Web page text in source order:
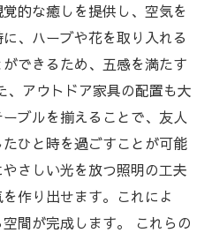
的な癒しを提供し、空気を
、ハーブや花を取り入れる
できるため、五感を満たす
、アウトドア家具の配置も大
ブルを揃えることで、友人
ひと時を過ごすことが可能
さしい光を放つ照明の工夫
作り出せます。これによ
間が完成します。 これらの